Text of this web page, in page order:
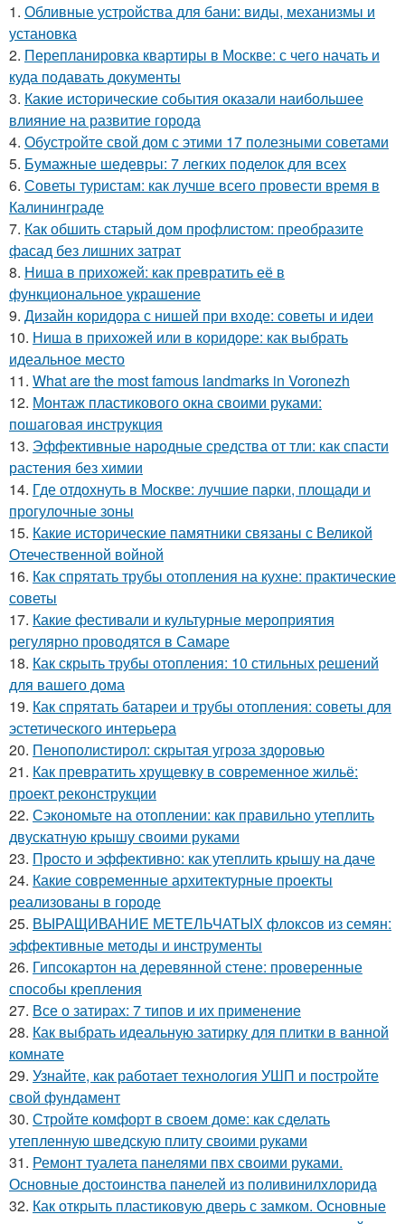
1. Обливные устройства для бани: виды, механизмы и
установка
2. Перепланировка квартиры в Москве: с чего начать и
куда подавать документы
3. Какие исторические события оказали наибольшее
влияние на развитие города
4. Обустройте свой дом с этими 17 полезными советами
5. Бумажные шедевры: 7 легких поделок для всех
6. Советы туристам: как лучше всего провести время в
Калининграде
7. Как обшить старый дом профлистом: преобразите
фасад без лишних затрат
8. Ниша в прихожей: как превратить её в
функциональное украшение
9. Дизайн коридора с нишей при входе: советы и идеи
10. Ниша в прихожей или в коридоре: как выбрать
идеальное место
11. What are the most famous landmarks in Voronezh
12. Монтаж пластикового окна своими руками:
пошаговая инструкция
13. Эффективные народные средства от тли: как спасти
растения без химии
14. Где отдохнуть в Москве: лучшие парки, площади и
прогулочные зоны
15. Какие исторические памятники связаны с Великой
Отечественной войной
16. Как спрятать трубы отопления на кухне: практические
советы
17. Какие фестивали и культурные мероприятия
регулярно проводятся в Самаре
18. Как скрыть трубы отопления: 10 стильных решений
для вашего дома
19. Как спрятать батареи и трубы отопления: советы для
эстетического интерьера
20. Пенополистирол: скрытая угроза здоровью
21. Как превратить хрущевку в современное жильё:
проект реконструкции
22. Сэкономьте на отоплении: как правильно утеплить
двускатную крышу своими руками
23. Просто и эффективно: как утеплить крышу на даче
24. Какие современные архитектурные проекты
реализованы в городе
25. ВЫРАЩИВАНИЕ МЕТЕЛЬЧАТЫХ флоксов из семян:
эффективные методы и инструменты
26. Гипсокартон на деревянной стене: проверенные
способы крепления
27. Все о затирах: 7 типов и их применение
28. Как выбрать идеальную затирку для плитки в ванной
комнате
29. Узнайте, как работает технология УШП и постройте
свой фундамент
30. Стройте комфорт в своем доме: как сделать
утепленную шведскую плиту своими руками
31. Ремонт туалета панелями пвх своими руками.
Основные достоинства панелей из поливинилхлорида
32. Как открыть пластиковую дверь с замком. Основные